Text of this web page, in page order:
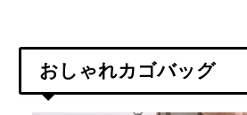
おしゃれカゴバッグ